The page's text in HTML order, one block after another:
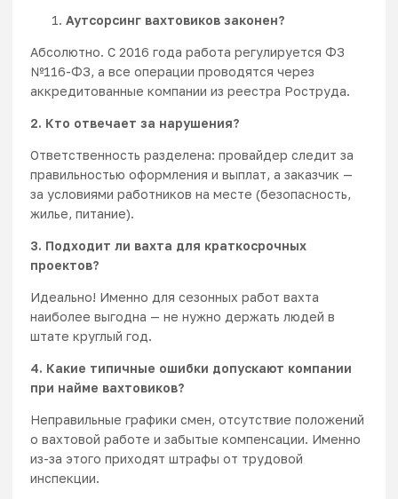
Аутсорсинг вахтовиков законен?
Абсолютно. С 2016 года работа регулируется ФЗ
№116-ФЗ, а все операции проводятся через
аккредитованные компании из реестра Роструда.
2. Кто отвечает за нарушения?
Ответственность разделена: провайдер следит за
правильностью оформления и выплат, а заказчик —
за условиями работников на месте (безопасность,
жилье, питание).
3. Подходит ли вахта для краткосрочных
проектов?
Идеально! Именно для сезонных работ вахта
наиболее выгодна — не нужно держать людей в
штате круглый год.
4. Какие типичные ошибки допускают компании
при найме вахтовиков?
Неправильные графики смен, отсутствие положений
о вахтовой работе и забытые компенсации. Именно
из-за этого приходят штрафы от трудовой
инспекции.